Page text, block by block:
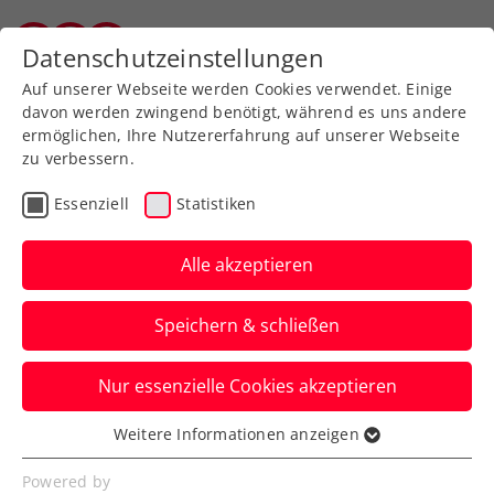
Zurück zur Newsübersicht
Ausbildung
Staatssekretärin MMag.
Schmidt zu Gast beim
ÖTV in der Südstadt
Ein wichtiger Schritt für die
Weiterentwicklung des Tennissports in
Österreich – der ÖTV freut sich auf eine
konstruktive Zusammenarbeit.
Datenschutzeinstellungen
Auf unserer Webseite werden Cookies verwendet. Einige
davon werden zwingend benötigt, während es uns andere
ermöglichen, Ihre Nutzererfahrung auf unserer Webseite
zu verbessern.
Essenziell Statistiken
Alle akzeptieren
Speichern & schließen
Nur essenzielle Cookies akzeptieren
Essenziell
Essenzielle Cookies werden für grundlegende
Weitere Informationen anzeigen
Powered by